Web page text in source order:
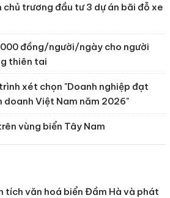
chủ trương đầu tư 3 dự án bãi đỗ xe
đồng/người/ngày cho người
thiên tai
xét chọn "Doanh nghiệp đạt
doanh Việt Nam năm 2026"
vùng biển Tây Nam
tích văn hoá biển Đầm Hà và phát